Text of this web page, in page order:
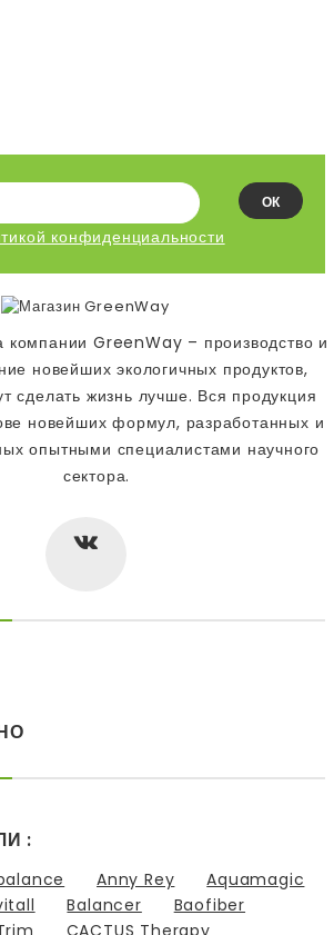
ОК
конфиденциальности
компании GreenWay – производство и
новейших экологичных продуктов,
сделать жизнь лучше. Вся продукция
новейших формул, разработанных и
опытными специалистами научного
сектора.
:
Anny Rey
Aquamagic
Balancer
Baofiber
CACTUS Therapy